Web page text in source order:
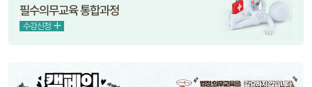
필수의무교육 통합과정
수강신청